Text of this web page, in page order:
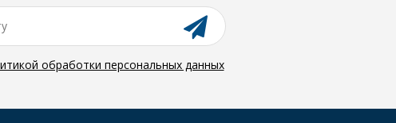
обработки персональных данных